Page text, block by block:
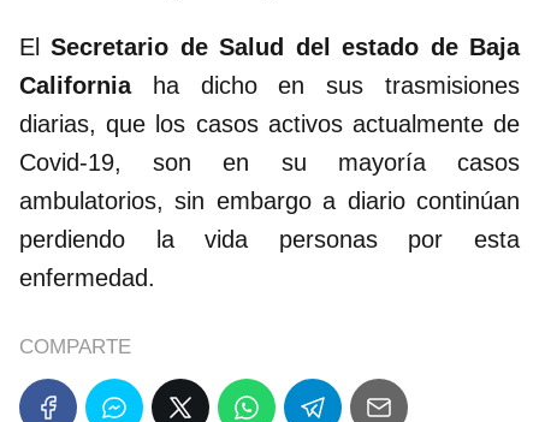
ElSecretario de Salud del estado de Baja
Californiaha dicho en sus trasmisiones
diarias, que los casos activos actualmente de
Covid-19, son en su mayoría casos
ambulatorios, sin embargo a diario continúan
perdiendo la vida personas por esta
enfermedad.
COMPARTE